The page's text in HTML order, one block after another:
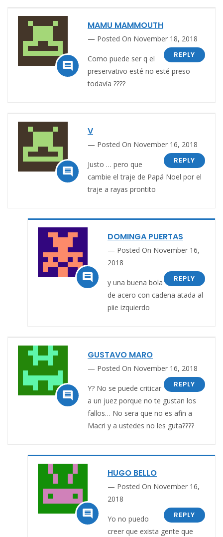

MAMU MAMMOUTH
Posted On November 18, 2018
REPLY
Como puede ser q el
preservativo esté no esté preso
todavía ????

V
Posted On November 16, 2018
REPLY
Justo … pero que
cambie el traje de Papá Noel por el
traje a rayas prontito

DOMINGA PUERTAS
Posted On November 16,
2018
REPLY
y una buena bola
de acero con cadena atada al
piie izquierdo

GUSTAVO MARO
Posted On November 16, 2018
REPLY
Y? No se puede criticar
a un juez porque no te gustan los
fallos… No sera que no es afin a
Macri y a ustedes no les guta????

HUGO BELLO
Posted On November 16,
2018
REPLY
Yo no puedo
creer que exista gente que